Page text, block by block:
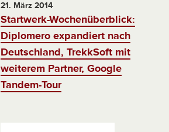
21. März 2014
Startwerk-Wochenüberblick:
Diplomero expandiert nach
Deutschland, TrekkSoft mit
weiterem Partner, Google
Tandem-Tour